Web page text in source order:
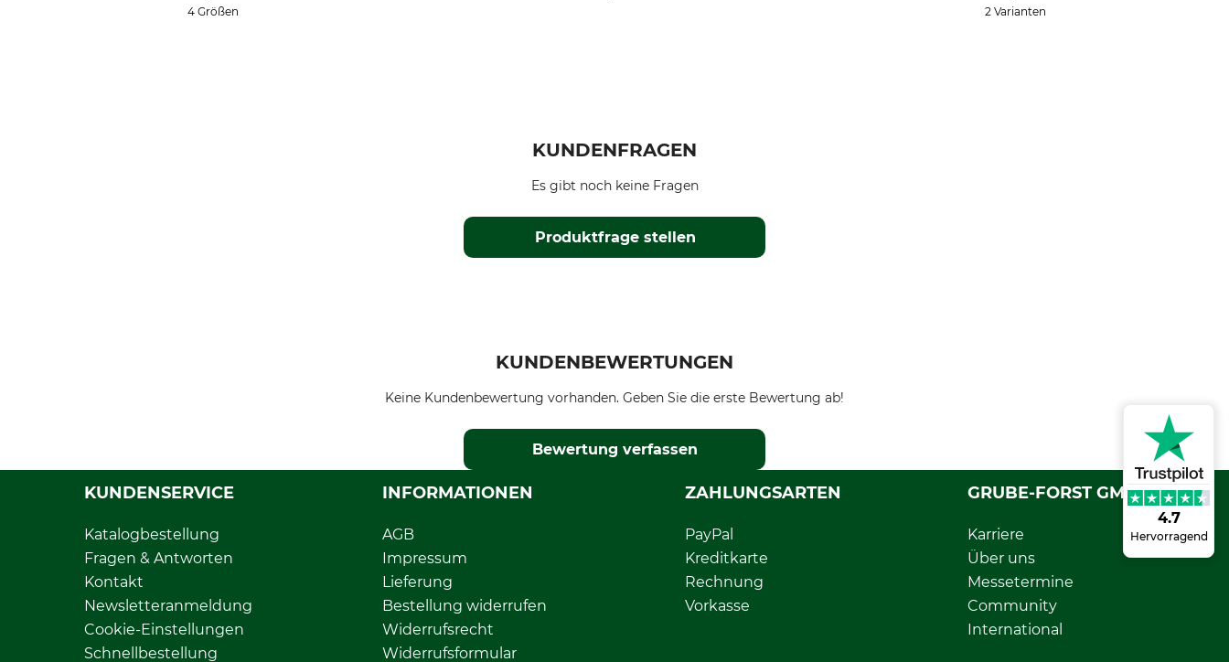
4.7
Hervorragend
4 Größen 2 Varianten
KUNDENFRAGEN
Produktfrage stellen
Es gibt noch keine Fragen
KUNDENBEWERTUNGEN
Keine Kundenbewertung vorhanden. Geben Sie die erste Bewertung ab!
Bewertung verfassen
KUNDENSERVICE
Katalogbestellung
Fragen & Antworten
Kontakt
Newsletteranmeldung
Cookie-Einstellungen
Schnellbestellung
INFORMATIONEN
AGB
Impressum
Lieferung
Bestellung widerrufen
Widerrufsrecht
Widerrufsformular
ZAHLUNGSARTEN
PayPal
Kreditkarte
Rechnung
Vorkasse
GRUBE-FORST GMBH
Karriere
Über uns
Messetermine
Community
International